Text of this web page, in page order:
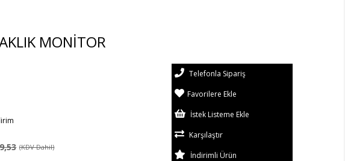
MONİTOR
(KDV Dahil)
Telefonla Sipariş
Favorilere Ekle
İstek Listeme Ekle
Karşılaştır
İndirimli Ürün